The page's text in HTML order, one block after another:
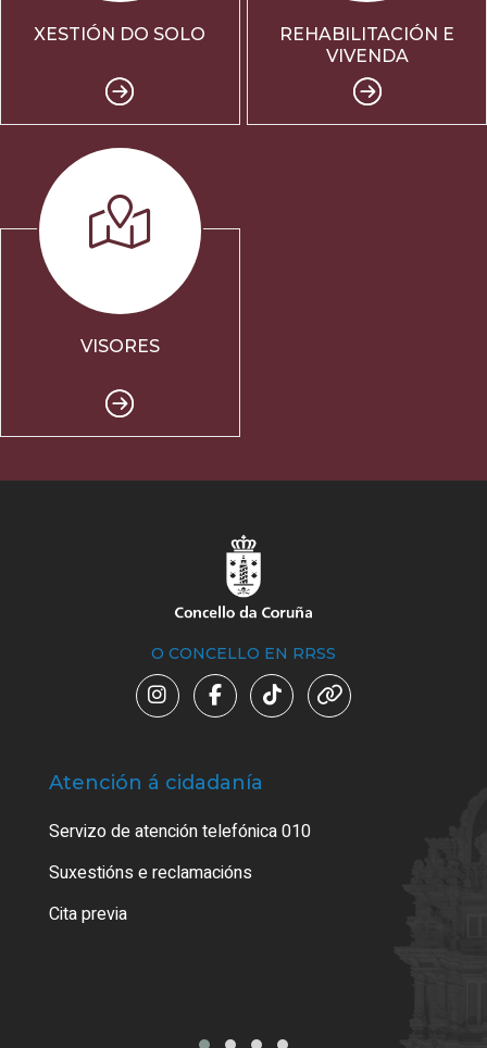
XESTIÓN DO SOLO
REHABILITACIÓN E
VIVENDA
VISORES
O CONCELLO EN RRSS
Atención á cidadanía
Servizo de atención telefónica 010
Suxestións e reclamacións
Cita previa